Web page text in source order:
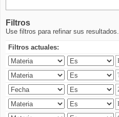
Filtros
Use filtros para refinar sus resultados.
Filtros actuales: